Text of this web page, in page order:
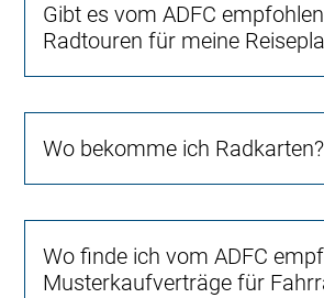
Gibt es vom ADFC
Radtouren für meine
Wo bekomme ich Radkarten?
Wo finde ich vom ADFC
Musterkaufverträge für